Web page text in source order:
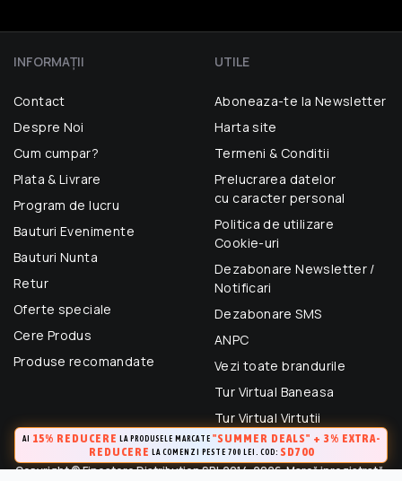
INFORMAŢII
Contact
Despre Noi
Cum cumpar?
Plata & Livrare
Program de lucru
Bauturi Evenimente
Bauturi Nunta
Retur
Oferte speciale
Cere Produs
Produse recomandate
UTILE
Aboneaza-te la Newsletter
Harta site
Termeni & Conditii
Prelucrarea datelor
cu caracter personal
Politica de utilizare
Cookie-uri
Dezabonare Newsletter /
Notificari
Dezabonare SMS
ANPC
Vezi toate brandurile
Tur Virtual Baneasa
Tur Virtual Virtutii
Copyright © Finestore Distribution SRL 2014-2026. Marcă inregistrată.
AI 15% REDUCERE LA PRODUSELE MARCATE "SUMMER DEALS" + 3% EXTRA-
REDUCERE LA COMENZI PESTE 700 LEI. COD: SD700